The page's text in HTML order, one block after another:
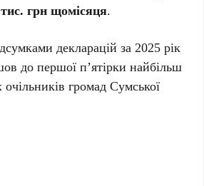
грн щомісяця.
декларацій за 2025 рік
до першої п’ятірки найбільш
громад Сумської